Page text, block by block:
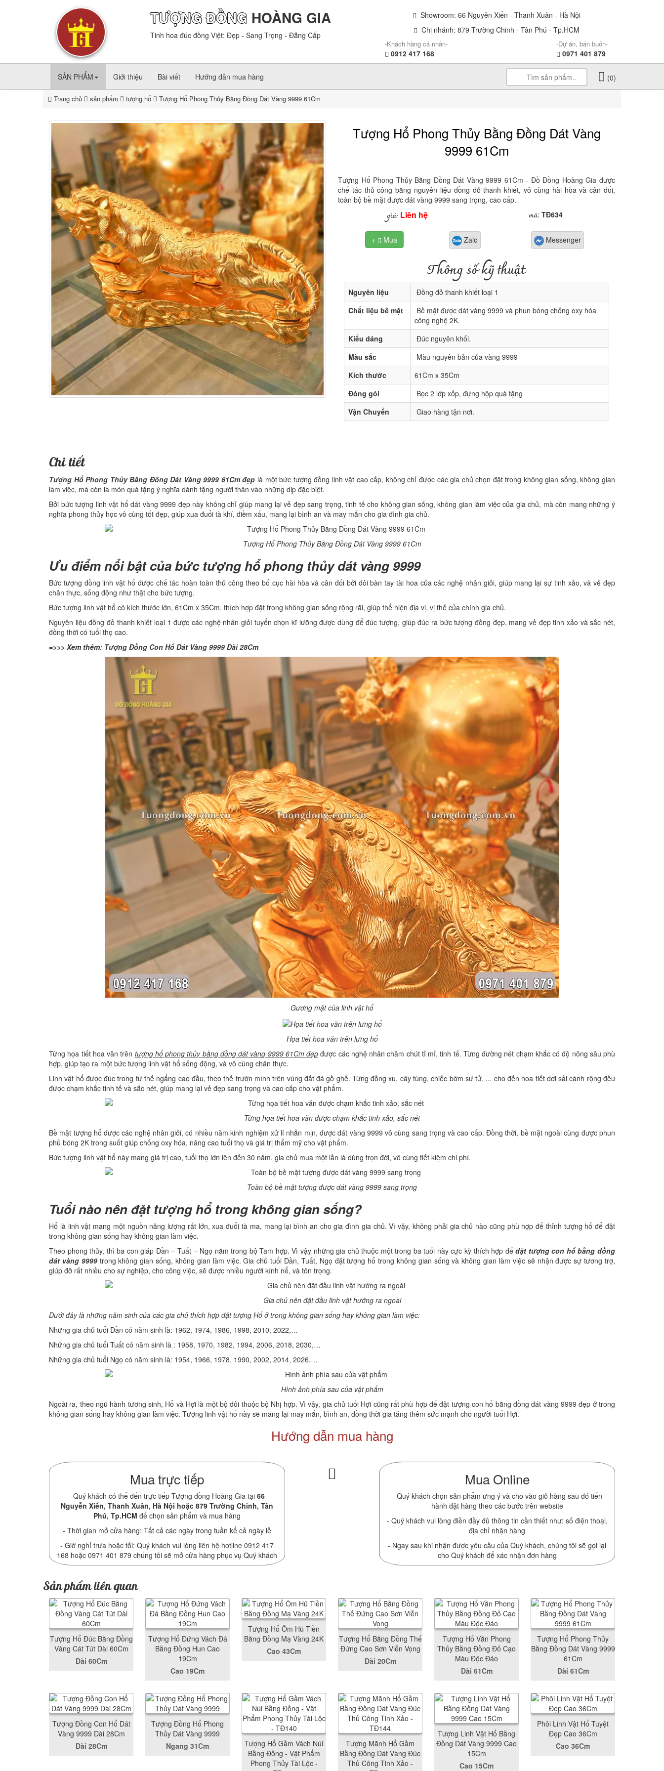
TƯỢNG ĐỒNG HOÀNG GIA
Tinh hoa đúc đồng Việt: Đẹp - Sang Trọng - Đẳng Cấp
Showroom: 66 Nguyễn Xiển - Thanh Xuân - Hà Nội
Chi nhánh: 879 Trường Chinh - Tân Phú - Tp.HCM
-Khách hàng cá nhân-
0912 417 168
-Dự án, bán buôn-
0971 401 879
SẢN PHẨM Giới thiệu Bài viết Hướng dẫn mua hàng (0)
Trang chủ sản phẩm tượng hổ Tượng Hổ Phong Thủy Bằng Đồng Dát Vàng 9999 61Cm
Tượng Hổ Phong Thủy Bằng Đồng Dát Vàng
9999 61Cm
Tượng Hổ Phong Thủy Bằng Đồng Dát Vàng 9999 61Cm - Đồ Đồng Hoàng Gia được
chế tác thủ công bằng nguyên liệu đồng đỏ thanh khiết, vô cùng hài hòa và cân đối,
toàn bộ bề mặt được dát vàng 9999 sang trọng, cao cấp.
giá: Liên hệ mã:TĐ634
+  Mua Zalo Messenger
Thông số kỹ thuật
Nguyên liệu
Đồng đỏ thanh khiết loại 1
Chất liệu bề mặt
Bề mặt được dát vàng 9999 và phun bóng chống oxy hóa
công nghệ 2K.
Kiểu dáng
Đúc nguyên khối.
Màu sắc
Màu nguyên bản của vàng 9999
Kích thước
61Cm x 35Cm
Đóng gói
Bọc 2 lớp xốp, đựng hộp quà tặng
Vận Chuyển
Giao hàng tận nơi.
Chi tiết
Tượng Hổ Phong Thủy Bằng Đồng Dát Vàng 9999 61Cm đẹp là một bức tượng đồng linh vật cao cấp, không chỉ được các gia chủ chọn đặt trong không gian sống, không gian
làm việc, mà còn là món quà tặng ý nghĩa dành tặng người thân vào những dịp đặc biệt.
Bởi bức tượng linh vật hổ dát vàng 9999 đẹp này không chỉ giúp mang lại vẻ đẹp sang trọng, tinh tế cho không gian sống, không gian làm việc của gia chủ, mà còn mang những ý
nghĩa phong thủy học vô cùng tốt đẹp, giúp xua đuổi tà khí, điềm xấu, mang lại bình an và may mắn cho gia đình gia chủ.
Tượng Hổ Phong Thủy Bằng Đồng Dát Vàng 9999 61Cm
Ưu điểm nổi bật của bức tượng hổ phong thủy dát vàng 9999
Bức tượng đồng linh vật hổ được chế tác hoàn toàn thủ công theo bố cục hài hòa và cân đối bởi đôi bàn tay tài hoa của các nghệ nhân giỏi, giúp mang lại sự tinh xảo, và vẻ đẹp
chân thực, sống động như thật cho bức tượng.
Bức tượng linh vật hổ có kích thước lớn, 61Cm x 35Cm, thích hợp đặt trong không gian sống rộng rãi, giúp thể hiện địa vị, vị thế của chính gia chủ.
Nguyên liệu đồng đỏ thanh khiết loại 1 được các nghệ nhân giỏi tuyển chọn kĩ lưỡng được dùng để đúc tượng, giúp đúc ra bức tượng đồng đẹp, mang vẻ đẹp tinh xảo và sắc nét,
đồng thời có tuổi thọ cao.
=>>> Xem thêm: Tượng Đồng Con Hổ Dát Vàng 9999 Dài 28Cm
Gương mặt của linh vật hổ
Họa tiết hoa văn trên lưng hổ
Từng họa tiết hoa văn trên tượng hổ phong thủy bằng đồng dát vàng 9999 61Cm đẹp được các nghệ nhân chăm chút tỉ mỉ, tinh tế. Từng đường nét chạm khắc có độ nông sâu phù
hợp, giúp tạo ra một bức tượng linh vật hổ sống động, và vô cùng chân thực.
Linh vật hổ được đúc trong tư thế ngẩng cao đầu, theo thế trườn mình trên vùng đất đá gồ ghề. Từng đồng xu, cây tùng, chiếc bờm sư tử, ... cho đến hoa tiết dơi sải cánh rộng đều
được chạm khắc tinh tế và sắc nét, giúp mang lại vẻ đẹp sang trọng và cao cấp cho vật phẩm.
Từng họa tiết hoa văn được chạm khắc tinh xảo, sắc nét
Bề mặt tượng hổ được các nghệ nhân giỏi, có nhiều năm kinh nghiệm xử lí nhẵn mịn, được dát vàng 9999 vô cùng sang trọng và cao cấp. Đồng thời, bề mặt ngoài cùng được phun
phủ bóng 2K trong suốt giúp chống oxy hóa, nâng cao tuổi thọ và giá trị thẩm mỹ cho vật phẩm.
Bức tượng linh vật hổ này mang giá trị cao, tuổi thọ lớn lên đến 30 năm, gia chủ mua một lần là dùng trọn đời, vô cùng tiết kiệm chi phí.
Toàn bộ bề mặt tượng được dát vàng 9999 sang trọng
Tuổi nào nên đặt tượng hổ trong không gian sống?
Hổ là linh vật mang một nguồn năng lượng rất lớn, xua đuổi tà ma, mang lại bình an cho gia đình gia chủ. Vì vậy, không phải gia chủ nào cũng phù hợp để thỉnh tượng hổ để đặt
trong không gian sống hay không gian làm việc.
Theo phong thủy, thì ba con giáp Dần – Tuất – Ngọ nằm trong bộ Tam hợp. Vì vậy những gia chủ thuộc một trong ba tuổi này cực kỳ thích hợp đểđặt tượng con hổ bằng đồng
dát vàng 9999trong không gian sống, không gian làm việc. Gia chủ tuổi Dần, Tuất, Ngọ đặt tượng hổ trong không gian sống và không gian làm việc sẽ nhận được sự tương trợ,
giúp đỡ rất nhiều cho sự nghiệp, cho công việc, sẽ được nhiều người kính nể, và tôn trọng.
Gia chủ nên đặt đầu linh vật hướng ra ngoài
Dưới đây là những năm sinh của các gia chủ thích hợp đặt tượng Hổ ở trong không gian sống hay không gian làm việc:
Những gia chủ tuổi Dần có năm sinh là: 1962, 1974, 1986, 1998, 2010, 2022,…
Những gia chủ tuổi Tuất có năm sinh là : 1958, 1970, 1982, 1994, 2006, 2018, 2030,…
Những gia chủ tuổi Ngọ có năm sinh là: 1954, 1966, 1978, 1990, 2002, 2014, 2026,…
Hình ảnh phía sau của vật phẩm
Ngoài ra, theo ngũ hành tương sinh, Hổ và Hợi là một bộ đôi thuộc bộ Nhị hợp. Vì vậy, gia chủ tuổi Hợi cũng rất phù hợp để đặt tượng con hổ bằng đồng dát vàng 9999 đẹp ở trong
không gian sống hay không gian làm việc. Tượng linh vật hổ này sẽ mang lại may mắn, bình an, đồng thời gia tăng thêm sức mạnh cho người tuổi Hợi.
Hướng dẫn mua hàng
Mua trực tiếp
- Quý khách có thể đến trực tiếp Tượng đồng Hoàng Gia tại66
Nguyễn Xiển, Thanh Xuân, Hà Nội hoặc 879 Trường Chinh, Tân
Phú, Tp.HCM để chọn sản phẩm và mua hàng
- Thời gian mở cửa hàng: Tất cả các ngày trong tuần kể cả ngày lễ
- Giờ nghỉ trưa hoặc tối: Quý khách vui lòng liên hệ hotline 0912 417
168 hoặc 0971 401 879 chúng tôi sẽ mở cửa hàng phục vụ Quý khách
Mua Online
- Quý khách chọn sản phẩm ưng ý và cho vào giỏ hàng sau đó tiến
hành đặt hàng theo các bước trên website
- Quý khách vui lòng điền đầy đủ thông tin cần thiết như: số điện thoại,
địa chỉ nhận hàng
- Ngay sau khi nhận được yêu cầu của Quý khách, chúng tôi sẽ gọi lại
cho Quý khách để xác nhận đơn hàng
Sản phẩm liên quan
Tượng Hổ Đúc Bằng Đồng
Vàng Cát Tút Dài 60Cm
Dài 60Cm
Tượng Hổ Đứng Vách Đá
Bằng Đồng Hun Cao
19Cm
Cao 19Cm
Tượng Hổ Ôm Hũ Tiền
Bằng Đồng Mạ Vàng 24K
Cao 43Cm
Tượng Hổ Bằng Đồng Thế
Đứng Cao Sơn Viễn Vọng
Dài 20Cm
Tượng Hổ Vằn Phong
Thủy Bằng Đồng Đỏ Cạo
Màu Độc Đáo
Dài 61Cm
Tượng Hổ Phong Thủy
Bằng Đồng Dát Vàng 9999
61Cm
Dài 61Cm
Tượng Đồng Con Hổ Dát
Vàng 9999 Dài 28Cm
Dài 28Cm
Tượng Đồng Hổ Phong
Thủy Dát Vàng 9999
Ngang 31Cm
Tượng Hổ Gầm Vách Núi
Bằng Đồng - Vật Phẩm
Phong Thủy Tài Lộc -
Tượng Mãnh Hổ Gầm
Bằng Đồng Dát Vàng Đúc
Thủ Công Tinh Xảo -
Tượng Linh Vật Hổ Bằng
Đồng Dát Vàng 9999 Cao
15Cm
Cao 15Cm
Phôi Linh Vật Hổ Tuyệt
Đẹp Cao 36Cm
Cao 36Cm